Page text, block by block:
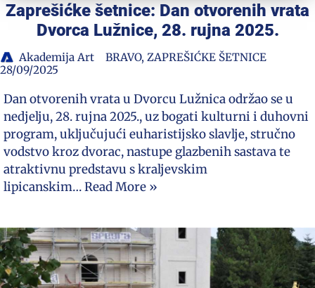
Zaprešićke šetnice: Dan otvorenih vrata
Dvorca Lužnice, 28. rujna 2025.
Akademija Art BRAVO, ZAPREŠIĆKE ŠETNICE
28/09/2025
Dan otvorenih vrata u Dvorcu Lužnica održao se u
nedjelju, 28. rujna 2025., uz bogati kulturni i duhovni
program, uključujući euharistijsko slavlje, stručno
vodstvo kroz dvorac, nastupe glazbenih sastava te
atraktivnu predstavu s kraljevskim
lipicanskim…Read More »